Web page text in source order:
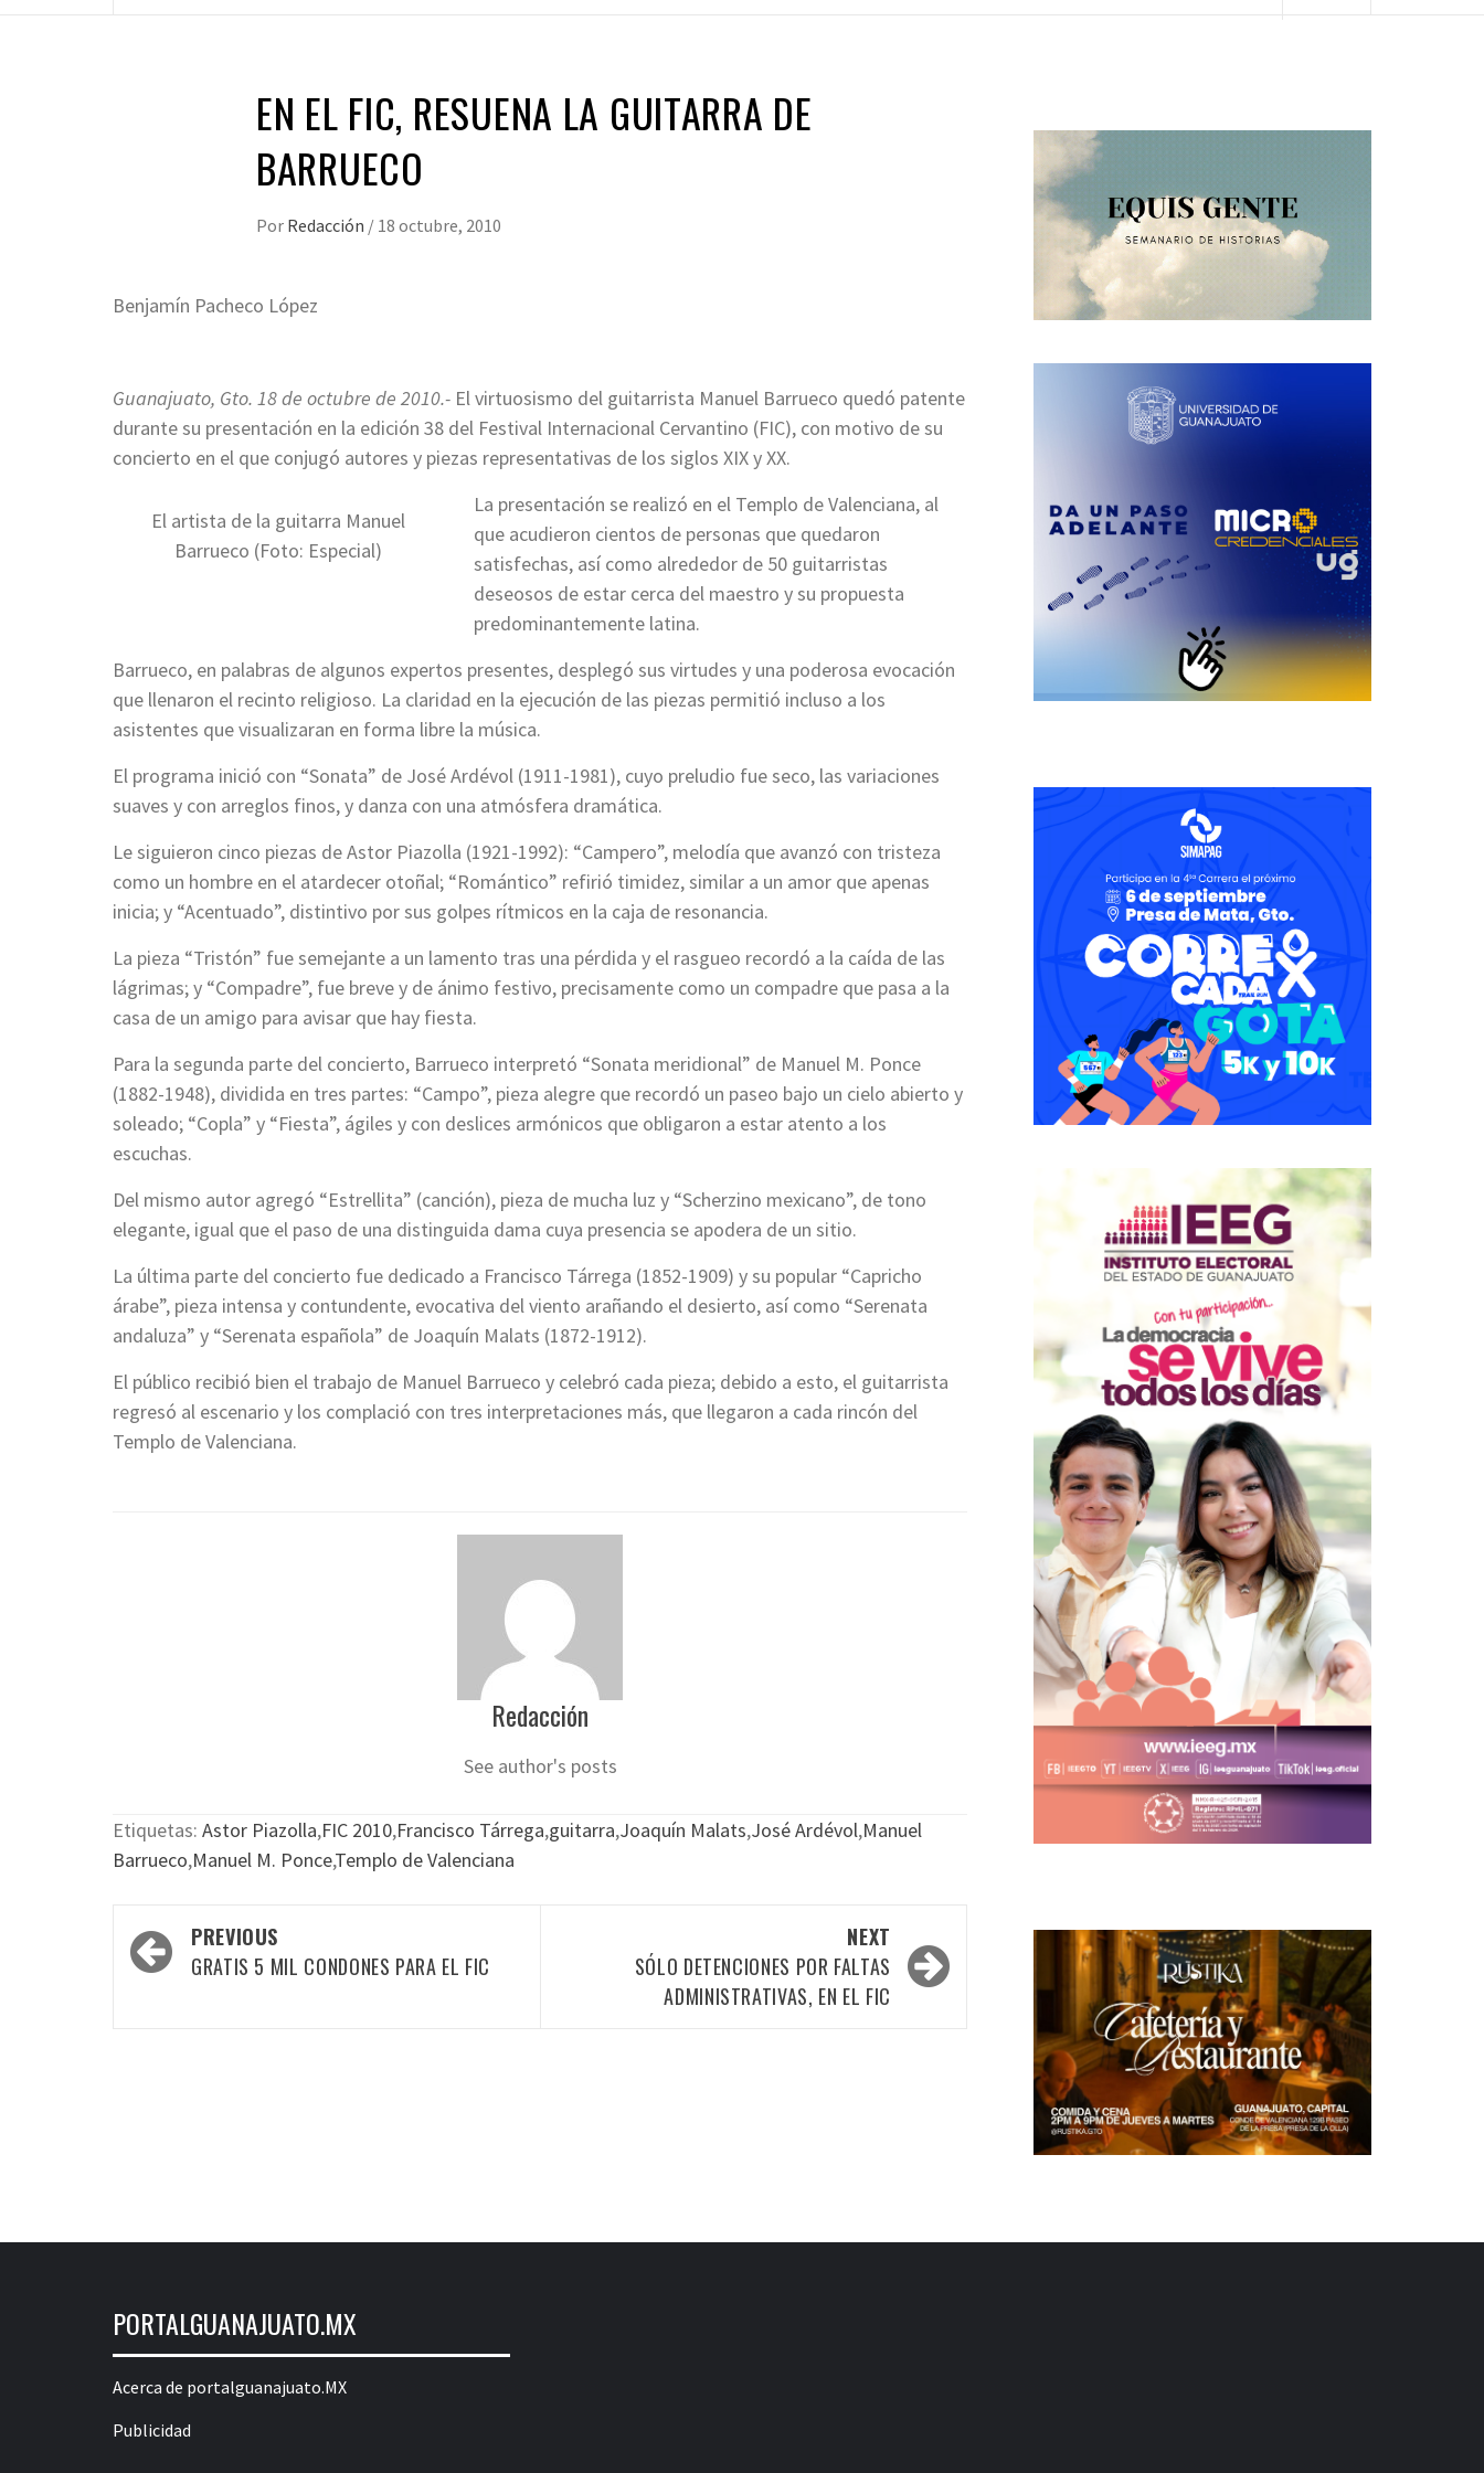
EN EL FIC, RESUENA LA GUITARRA DE
BARRUECO
Por Redacción / 18 octubre, 2010
Benjamín Pacheco López
Guanajuato, Gto. 18 de octubre de 2010.- El virtuosismo del guitarrista Manuel Barrueco quedó patente
durante su presentación en la edición 38 del Festival Internacional Cervantino (FIC), con motivo de su
concierto en el que conjugó autores y piezas representativas de los siglos XIX y XX.
El artista de la guitarra Manuel
Barrueco (Foto: Especial)
La presentación se realizó en el Templo de Valenciana, al
que acudieron cientos de personas que quedaron
satisfechas, así como alrededor de 50 guitarristas
deseosos de estar cerca del maestro y su propuesta
predominantemente latina.
Barrueco, en palabras de algunos expertos presentes, desplegó sus virtudes y una poderosa evocación
que llenaron el recinto religioso. La claridad en la ejecución de las piezas permitió incluso a los
asistentes que visualizaran en forma libre la música.
El programa inició con “Sonata” de José Ardévol (1911-1981), cuyo preludio fue seco, las variaciones
suaves y con arreglos finos, y danza con una atmósfera dramática.
Le siguieron cinco piezas de Astor Piazolla (1921-1992): “Campero”, melodía que avanzó con tristeza
como un hombre en el atardecer otoñal; “Romántico” refirió timidez, similar a un amor que apenas
inicia; y “Acentuado”, distintivo por sus golpes rítmicos en la caja de resonancia.
La pieza “Tristón” fue semejante a un lamento tras una pérdida y el rasgueo recordó a la caída de las
lágrimas; y “Compadre”, fue breve y de ánimo festivo, precisamente como un compadre que pasa a la
casa de un amigo para avisar que hay fiesta.
Para la segunda parte del concierto, Barrueco interpretó “Sonata meridional” de Manuel M. Ponce
(1882-1948), dividida en tres partes: “Campo”, pieza alegre que recordó un paseo bajo un cielo abierto y
soleado; “Copla” y “Fiesta”, ágiles y con deslices armónicos que obligaron a estar atento a los
escuchas.
Del mismo autor agregó “Estrellita” (canción), pieza de mucha luz y “Scherzino mexicano”, de tono
elegante, igual que el paso de una distinguida dama cuya presencia se apodera de un sitio.
La última parte del concierto fue dedicado a Francisco Tárrega (1852-1909) y su popular “Capricho
árabe”, pieza intensa y contundente, evocativa del viento arañando el desierto, así como “Serenata
andaluza” y “Serenata española” de Joaquín Malats (1872-1912).
El público recibió bien el trabajo de Manuel Barrueco y celebró cada pieza; debido a esto, el guitarrista
regresó al escenario y los complació con tres interpretaciones más, que llegaron a cada rincón del
Templo de Valenciana.
Redacción
See author's posts
Etiquetas: Astor Piazolla,FIC 2010,Francisco Tárrega,guitarra,Joaquín Malats,José Ardévol,Manuel
Barrueco,Manuel M. Ponce,Templo de Valenciana
Post
navigation
PREVIOUS
GRATIS 5 MIL CONDONES PARA EL FIC
NEXT
SÓLO DETENCIONES POR FALTAS
ADMINISTRATIVAS, EN EL FIC
PORTALGUANAJUATO.MX
Acerca de portalguanajuato.MX
Publicidad